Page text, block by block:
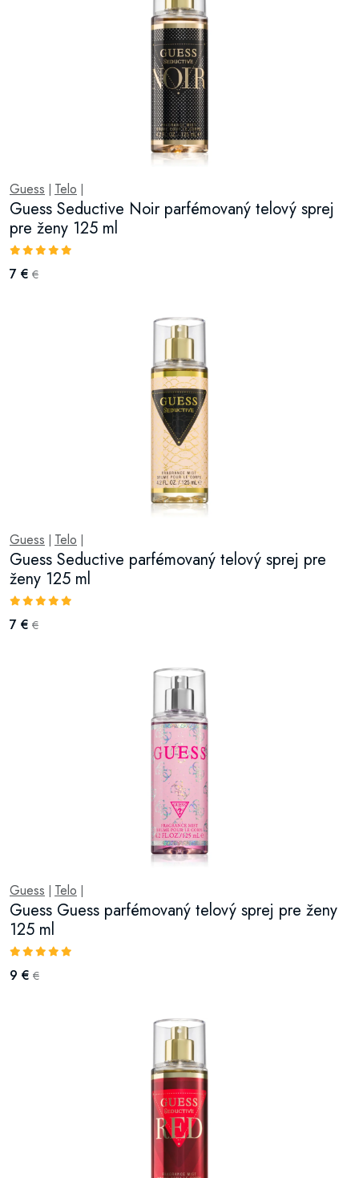
Guess Telo
Guess Seductive Noir parfémovaný telový sprej
pre ženy 125 ml
7 € €
Guess Telo
Guess Seductive parfémovaný telový sprej pre
ženy 125 ml
7 € €
Guess Telo
Guess Guess parfémovaný telový sprej pre ženy
125 ml
9 € €